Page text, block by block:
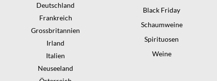
Deutschland
Frankreich
Grossbritannien
Irland
Italien
Neuseeland
Black Friday
Schaumweine
Spirituosen
Weine